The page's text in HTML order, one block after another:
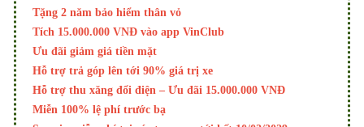
Tặng 2 năm bảo hiểm thân vỏ
Tích 15.000.000 VNĐ vào app VinClub
Ưu đãi giảm giá tiền mặt
Hỗ trợ trả góp lên tới 90% giá trị xe
Hỗ trợ thu xăng đổi điện – Ưu đãi 15.000.000 VNĐ
Miễn 100% lệ phí trước bạ